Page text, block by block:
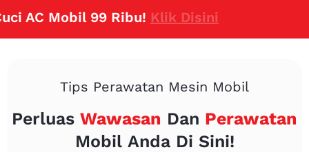
Mobil 99 Ribu!Klik Disini
Tips Perawatan Mesin Mobil
Perluas Wawasan Dan Perawatan
Mobil Anda Di Sini!